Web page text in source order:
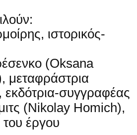
ιστορικός-
(Oksana
μεταφράστρια
εκδότρια-συγγραφέας
(Nikolay Homich),
έργου